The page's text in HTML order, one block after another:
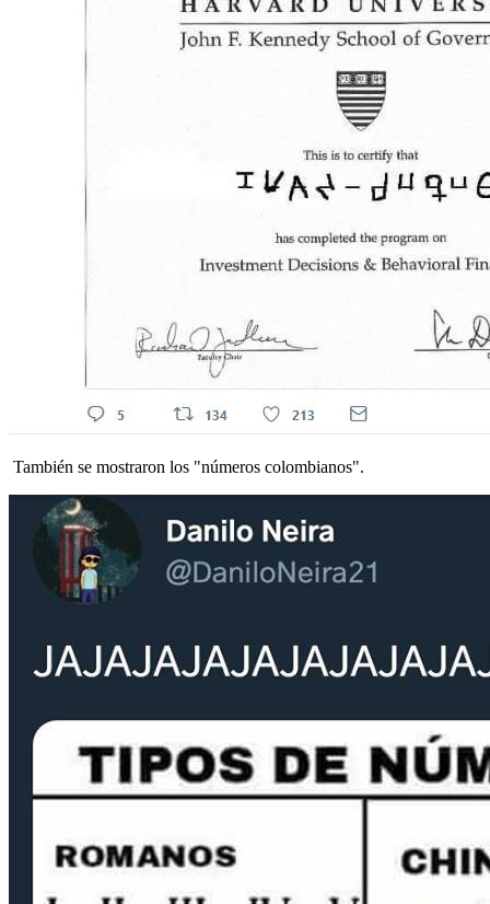
También se mostraron los "números colombianos".